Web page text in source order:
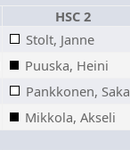
HSC 2
Stolt, Janne
Puuska, Heini
Pankkonen,
Mikkola, Akseli